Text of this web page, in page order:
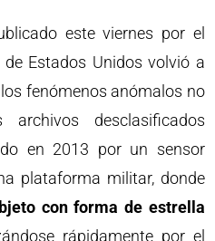
este viernes por el
Estados Unidos volvió a
fenómenos anómalos no
archivos desclasificados
en 2013 por un sensor
plataforma militar, donde
con forma de estrella
rápidamente por el